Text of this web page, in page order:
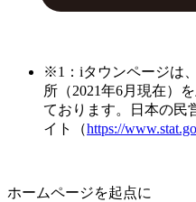
※1：iタウンページは
所（2021年6月現在）
ております。日本の民
イト（https://
ホームページを起点に